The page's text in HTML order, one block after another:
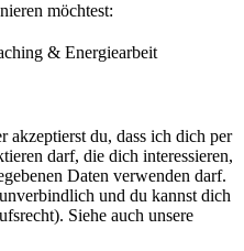
möchtest:
& Energiearbeit
du, dass ich dich per
darf, die dich interessieren,
Daten verwenden darf.
und du kannst dich
Siehe auch unsere